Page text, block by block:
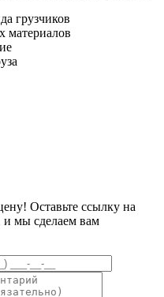
грузчиков
материалов
Оставьте ссылку на
и мы сделаем вам